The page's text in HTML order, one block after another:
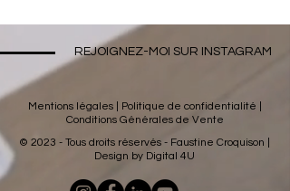
REJOIGNEZ-MOI SUR INSTAGRAM
Mentions légales Politique de confidentialité
Conditions Générales de Vente
© 2023 - Tous droits réservés - Faustine Croquison |
Design by Digital 4U